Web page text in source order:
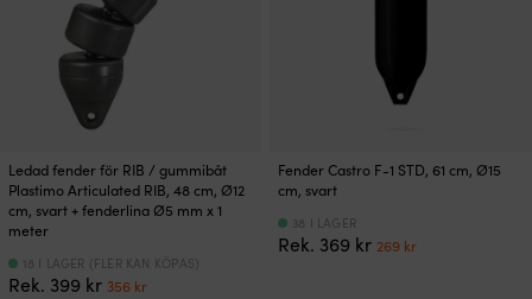
Ledad fender för RIB / gummibåt
Plastimo Articulated RIB, 48 cm, Ø12
cm, svart + fenderlina Ø5 mm x 1
meter
Rek. 399 kr Det
356 krDet
18 I LAGER (FLER KAN KÖPAS)
Fender Castro F-1 STD, 61 cm, Ø15
cm, svart
Rek. 369 kr Det
269 krDet
38 I LAGER